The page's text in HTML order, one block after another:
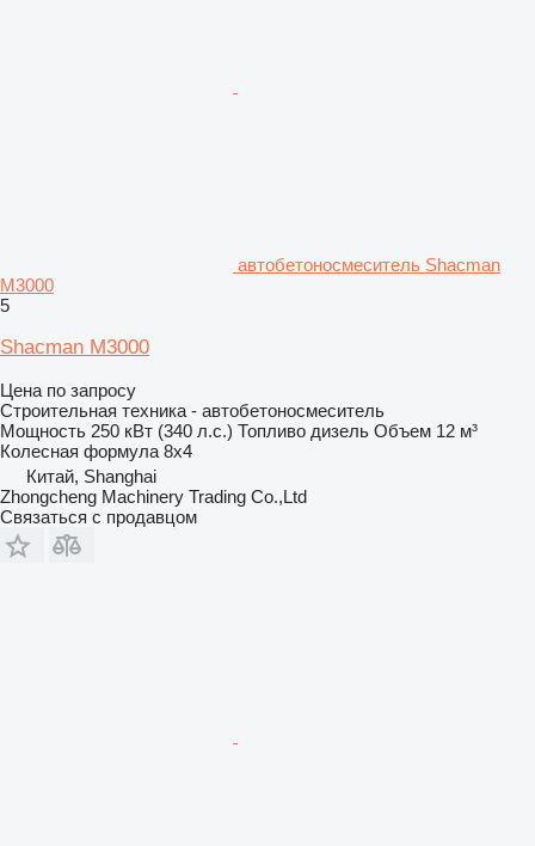
автобетоносмеситель Shacman
M3000
5
Shacman M3000
Цена по запросу
Строительная техника - автобетоносмеситель
Мощность 250 кВт (340 л.с.) Топливо дизель Объем 12 м³
Колесная формула 8x4
Китай, Shanghai
Zhongcheng Machinery Trading Co.,Ltd
Связаться с продавцом